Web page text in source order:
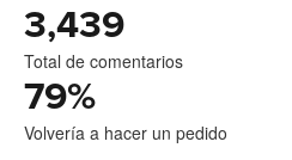
3,439
Total de comentarios
79%
Volvería a hacer un pedido